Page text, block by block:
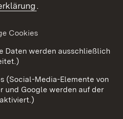
Kontakt
Datenschutz
.
Cookies
Daten werden ausschließlich
(Social-Media-Elemente von
und Google werden auf der